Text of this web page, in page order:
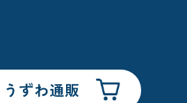
うずわ通販